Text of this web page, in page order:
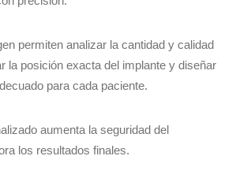
permiten analizar la cantidad y calidad
la posición exacta del implante y diseñar
para cada paciente.
aumenta la seguridad del
los resultados finales.